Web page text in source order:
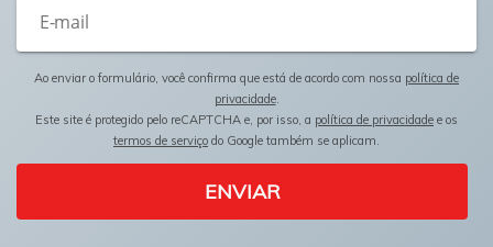
Ao enviar o formulário, você confirma que está de acordo com nossa política de
privacidade.
Este site é protegido pelo reCAPTCHA e, por isso, a política de privacidade e os
termos de serviço do Google também se aplicam.
ENVIAR